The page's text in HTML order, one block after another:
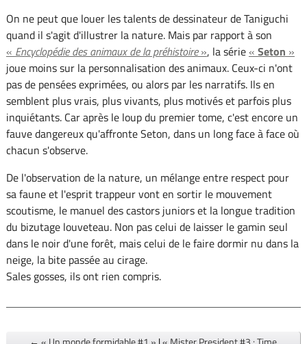
On ne peut que louer les talents de dessinateur de Taniguchi
quand il s'agit d'illustrer la nature. Mais par rapport à son
« Encyclopédie des animaux de la préhistoire», la série« Seton »
joue moins sur la personnalisation des animaux. Ceux-ci n'ont
pas de pensées exprimées, ou alors par les narratifs. Ils en
semblent plus vrais, plus vivants, plus motivés et parfois plus
inquiétants. Car après le loup du premier tome, c'est encore un
fauve dangereux qu'affronte Seton, dans un long face à face où
chacun s'observe.
De l'observation de la nature, un mélange entre respect pour
sa faune et l'esprit trappeur vont en sortir le mouvement
scoutisme, le manuel des castors juniors et la longue tradition
du bizutage louveteau. Non pas celui de laisser le gamin seul
dans le noir d'une forêt, mais celui de le faire dormir nu dans la
neige, la bite passée au cirage.
Sales gosses, ils ont rien compris.